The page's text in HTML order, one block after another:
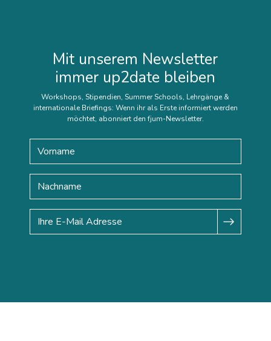
Mit unserem Newsletter
immer up2date bleiben
Workshops, Stipendien, Summer Schools, Lehrgänge &
internationale Briefings: Wenn ihr als Erste informiert werden
möchtet, abonniert den fjum-Newsletter.